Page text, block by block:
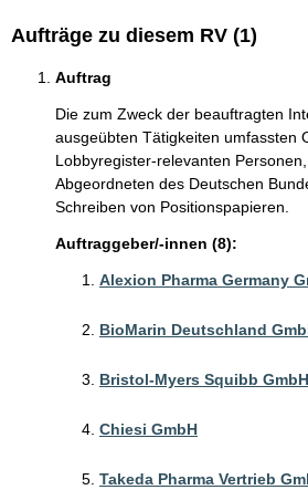
Aufträge zu diesem RV (1)
Auftrag
Die zum Zweck der beauftragten
ausgeübten Tätigkeiten umfassten
Lobbyregister-relevanten
Abgeordneten des Deutschen
Schreiben von Positionspapieren.
Auftraggeber/-innen (8):
Alexion Pharma Germany
BioMarin Deutschland
Bristol-Myers Squibb
Chiesi GmbH
Takeda Pharma Vertrieb